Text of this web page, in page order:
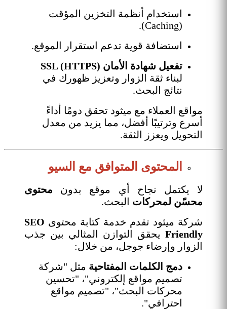
استخدام أنظمة التخزين المؤقت
(Caching).
استضافة قوية تدعم استقرار الموقع.
تفعيل شهادة الأمان SSL (HTTPS)
لبناء ثقة الزوار وتعزيز ظهورك في
نتائج البحث.
مواقع العملاء مع ميثود تحقق دومًا أداءً
أسرع وترتيبًا أفضل، مما يزيد من معدل
التحويل ويعزز الثقة.
المحتوى المتوافق مع السيو
لا يكتمل نجاح أي موقع بدون محتوى
محسّن لمحركات البحث.
شركة ميثود تقدم خدمة كتابة محتوى SEO
Friendly يحقق التوازن المثالي بين جذب
الزوار وإرضاء جوجل، من خلال:
دمج الكلمات المفتاحية مثل "شركة
تصميم مواقع إلكتروني"، "تحسين
محركات البحث"، "تصميم مواقع
احترافي".